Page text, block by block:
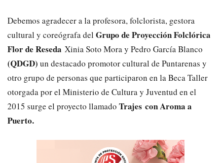
Debemos agradecer a la profesora, folclorista, gestora
cultural y coreógrafa del Grupo de Proyección Folclórica
Flor de Reseda Xinia Soto Mora y Pedro García Blanco
(QDGD) un destacado promotor cultural de Puntarenas y
otro grupo de personas que participaron en la Beca Taller
otorgada por el Ministerio de Cultura y Juventud en el
2015 surge el proyecto llamado Trajes con Aroma a
Puerto.